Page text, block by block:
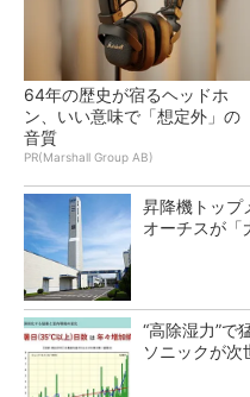
64年の歴史が宿るヘッドホ
ン、いい意味で「想定外」の
音質
PR(Marshall Group AB)
昇降機トッ
オーチスが「
“高除湿力”
ソニックが次